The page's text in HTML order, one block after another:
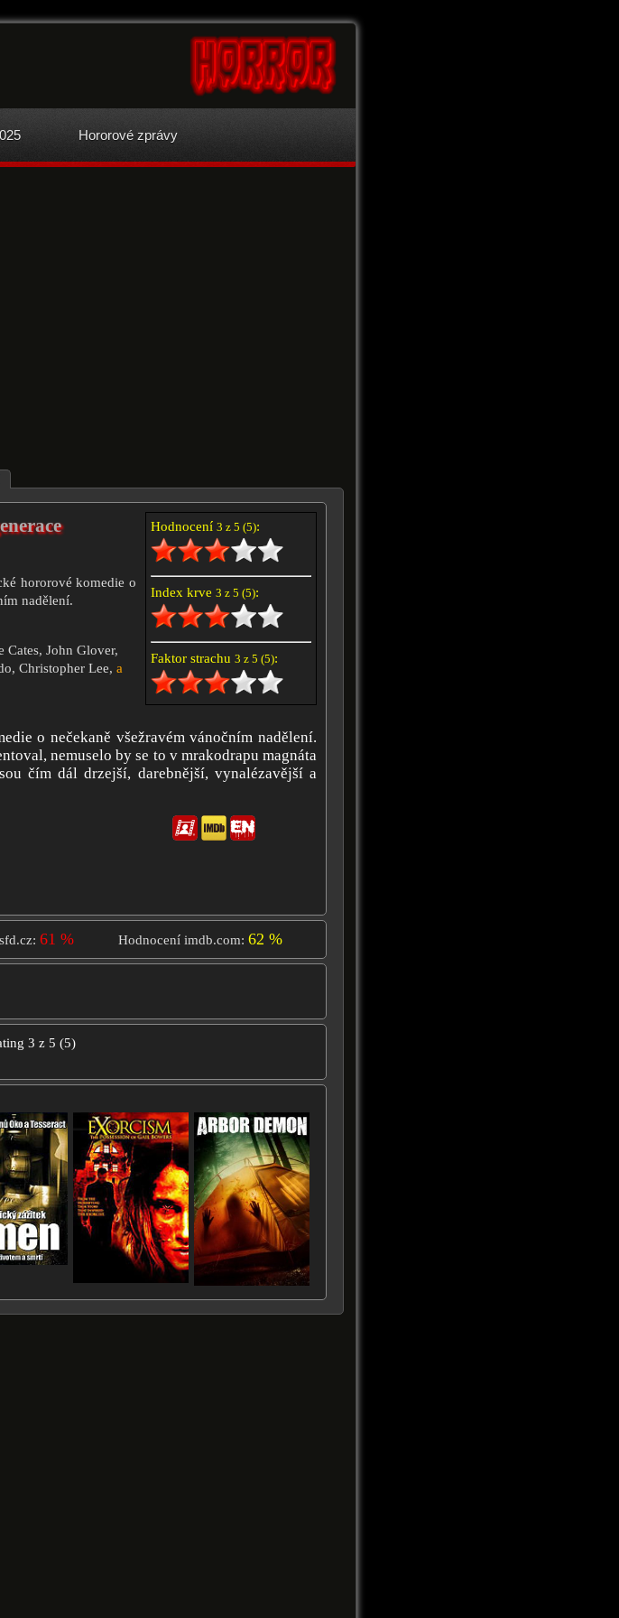
Hororové zprávy
Hodnocení 3 z 5 (5):
Index krve 3 z 5 (5):
Faktor strachu 3 z 5 (5):
hororové komedie o
nadělení.
Cates, John Glover,
Christopher Lee, a
o nečekaně všežravém vánočním nadělení.
nemuselo by se to v mrakodrapu magnáta
čím dál drzejší, darebnější, vynalézavější a
61 % Hodnocení imdb.com: 62 %
3 z 5 (5)